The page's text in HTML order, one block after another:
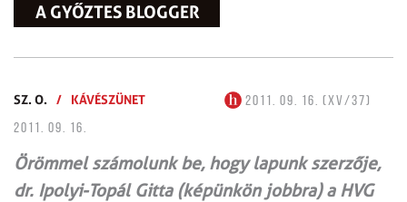
A GYŐZTES BLOGGER
SZ. O. / KÁVÉSZÜNET
2011. 09. 16. (XV/37)
2011. 09. 16.
Örömmel számolunk be, hogy lapunk szerzője,
dr. Ipolyi-Topál Gitta (képünkön jobbra) a HVG